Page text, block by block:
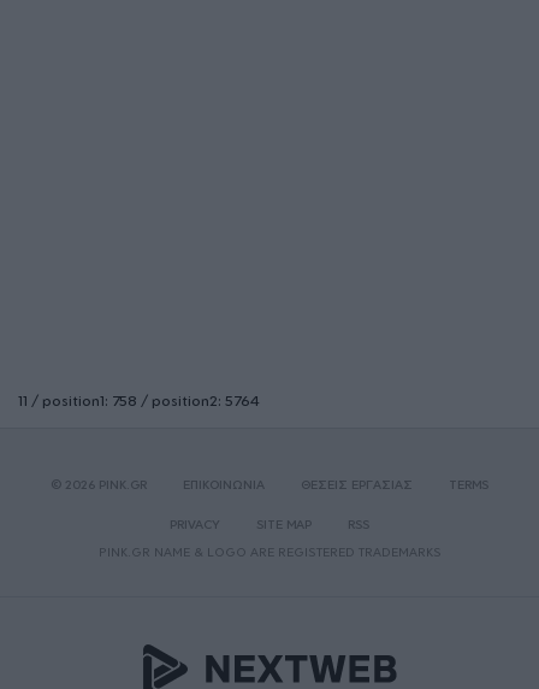
11 / position1: 758 / position2: 5764
© 2026 PINK.GR ΕΠΙΚΟΙΝΩΝΙΑ ΘΕΣΕΙΣ ΕΡΓΑΣΙΑΣ TERMS
PRIVACY SITE MAP
RSS
PINK.GR NAME & LOGO ARE REGISTERED TRADEMARKS